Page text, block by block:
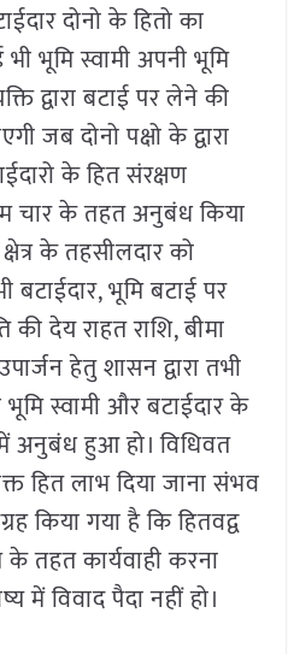
दोनो के हितो का
भूमि स्वामी अपनी भूमि
द्वारा बटाई पर लेने की
जब दोनो पक्षो के द्वारा
के हित संरक्षण
चार के तहत अनुबंध किया
के तहसीलदार को
बटाईदार, भूमि बटाई पर
देय राहत राशि, बीमा
हेतु शासन द्वारा तभी
स्वामी और बटाईदार के
अनुबंध हुआ हो। विधिवत
हित लाभ दिया जाना संभव
किया गया है कि हितवद्व
के तहत कार्यवाही करना
में विवाद पैदा नहीं हो।